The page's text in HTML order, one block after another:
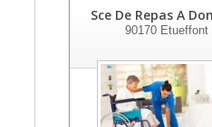
Sce De Repas A
90170Etueffont